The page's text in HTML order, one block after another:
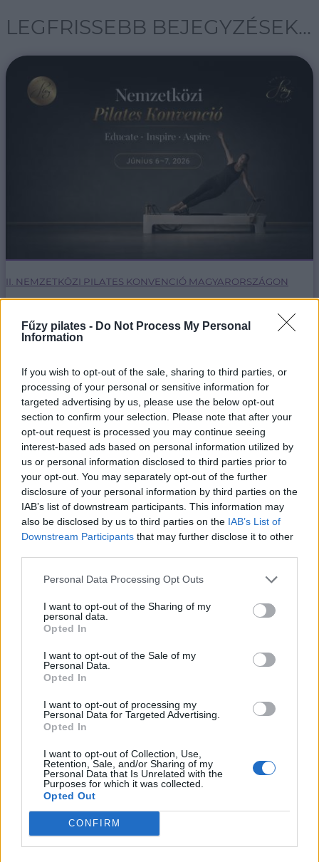
Fűzy pilates - Do Not Process My Personal
Information
If you wish to opt-out of the sale, sharing to third parties, or
processing of your personal or sensitive information for
targeted advertising by us, please use the below opt-out
section to confirm your selection. Please note that after your
opt-out request is processed you may continue seeing
interest-based ads based on personal information utilized by
us or personal information disclosed to third parties prior to
your opt-out. You may separately opt-out of the further
disclosure of your personal information by third parties on the
IAB’s list of downstream participants. This information may
also be disclosed by us to third parties on the IAB’s List of
Downstream Participants that may further disclose it to other
Personal Data Processing Opt Outs
I want to opt-out of the Sharing of my
personal data.
Opted In
I want to opt-out of the Sale of my
Personal Data.
Opted In
I want to opt-out of processing my
Personal Data for Targeted Advertising.
Opted In
I want to opt-out of Collection, Use,
Retention, Sale, and/or Sharing of my
Personal Data that Is Unrelated with the
Purposes for which it was collected.
Opted Out
CONFIRM
LEGFRISSEBB BEJEGYZÉSEK...
II. NEMZETKÖZI PILATES KONVENCIÓ MAGYARORSZÁGON
Egy hétvége, ahol nemzetközi mestertanároktól
bővebben
PILATES A STRESSZ NEGATÍV HATÁSAI ELLEN
Egy jól feléíptett Pilates óra után megkönnyebbül a